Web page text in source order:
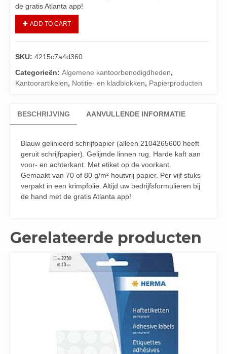
de gratis Atlanta app!
ADD TO CART
SKU: 4215c7a4d360
Categorieën: Algemene kantoorbenodigdheden,
Kantoorartikelen, Notitie- en kladblokken, Papierproducten
BESCHRIJVING AANVULLENDE INFORMATIE
Blauw gelinieerd schrijfpapier (alleen 2104265600 heeft
geruit schrijfpapier). Gelijmde linnen rug. Harde kaft aan
voor- en achterkant. Met etiket op de voorkant.
Gemaakt van 70 of 80 g/m² houtvrij papier. Per vijf stuks
verpakt in een krimpfolie. Altijd uw bedrijfsformulieren bij
de hand met de gratis Atlanta app!
Gerelateerde producten